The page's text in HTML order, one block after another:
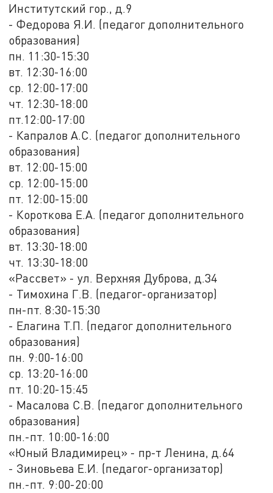
Институтский гор., д.9
- Федорова Я.И. (педагог дополнительного
образования)
пн. 11:30-15:30
вт. 12:30-16:00
ср. 12:00-17:00
чт. 12:30-18:00
пт.12:00-17:00
- Капралов А.С. (педагог дополнительного
образования)
вт. 12:00-15:00
ср. 12:00-15:00
пт. 12:00-15:00
- Короткова Е.А. (педагог дополнительного
образования)
вт. 13:30-18:00
чт. 13:30-18:00
«Рассвет» - ул. Верхняя Дуброва, д.34
- Тимохина Г.В. (педагог-организатор)
пн-пт. 8:30-15:30
- Елагина Т.П. (педагог дополнительного
образования)
пн. 9:00-16:00
ср. 13:20-16:00
пт. 10:20-15:45
- Масалова С.В. (педагог дополнительного
образования)
пн.-пт. 10:00-16:00
«Юный Владимирец» - пр-т Ленина, д.64
- Зиновьева Е.И. (педагог-организатор)
пн.-пт. 9:00-20:00